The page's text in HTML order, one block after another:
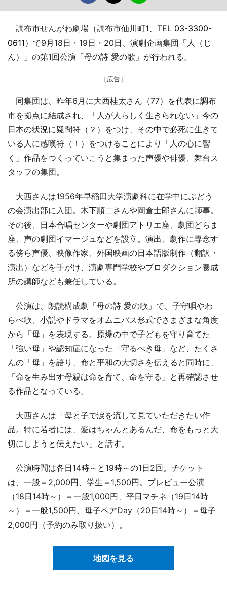
調布市せんがわ劇場（調布市仙川町1、TEL 03-3300-
0611）で9月18日・19日・20日、演劇企画集団「人（じ
ん）」の第1回公演「母の詩 愛の歌」が行われる。
［広告］
同集団は、昨年6月に大西桂太さん（77）を代表に調布
市を拠点に結成され、「人が人らしく生きられない」今の
日本の状況に疑問符（？）をつけ、その中で必死に生きて
いる人に感嘆符（！）をつけることにより「人の心に響
く」作品をつくっていこうと集まった声優や俳優、舞台ス
タッフの集団。
大西さんは1956年早稲田大学演劇科に在学中にぶどう
の会演出部に入団。木下順二さんや岡倉士郎さんに師事。
その後、日本合唱センターや劇団アトリエ座、劇団どらま
座、声の劇団イマージュなどを設立。演出、劇作に専念す
る傍ら声優、映像作家、外国映画の日本語版制作（翻訳・
演出）などを手がけ、演劇専門学校やプロダクション養成
所の講師なども兼任している。
公演は、朗読構成劇「母の詩 愛の歌」で、子守唄やわ
らべ歌、小説やドラマをオムニバス形式でさまざまな角度
から「母」を表現する。原爆の中で子どもを守り育てた
「強い母」や認知症になった「守るべき母」など、たくさ
んの「母」を語り、命と平和の大切さを伝えると同時に、
「命を生み出す母親は命を育て、命を守る」と再確認させ
る作品となっている。
大西さんは「母と子で涙を流して見ていただきたい作
品。特に若者には、愛はちゃんとあるんだ、命をもっと大
切にしようと伝えたい」と話す。
公演時間は各日14時～と19時～の1日2回。チケット
は、一般＝2,000円、学生＝1,500円。プレビュー公演
（18日14時～）＝一般1,000円、平日マチネ（19日14時
～）＝一般1,500円、母子ペアDay（20日14時～）＝母子
2,000円（予約のみ取り扱い）。
地図を見る